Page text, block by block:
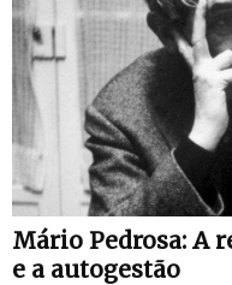
Mário Pedrosa: A
e a autogestão